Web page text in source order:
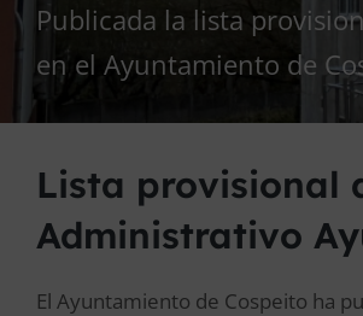
Publicada la lista
en el Ayuntamiento de
Lista provisional
Administrativo
El Ayuntamiento de Cospeito ha